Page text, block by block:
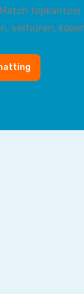
verhuren,